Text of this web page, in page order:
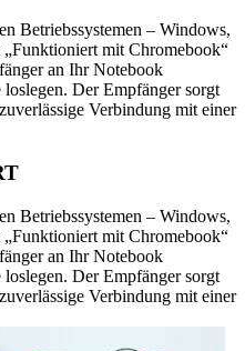
Betriebssystemen – Windows,
mit Chromebook“
an Ihr Notebook
Der Empfänger sorgt
Verbindung mit einer
Betriebssystemen – Windows,
mit Chromebook“
an Ihr Notebook
Der Empfänger sorgt
Verbindung mit einer